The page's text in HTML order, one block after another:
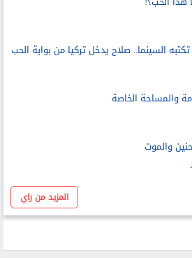
السينما.. صلاح يدخل تركيا من بوابة الحب
والمساحة الخاصة
والموت